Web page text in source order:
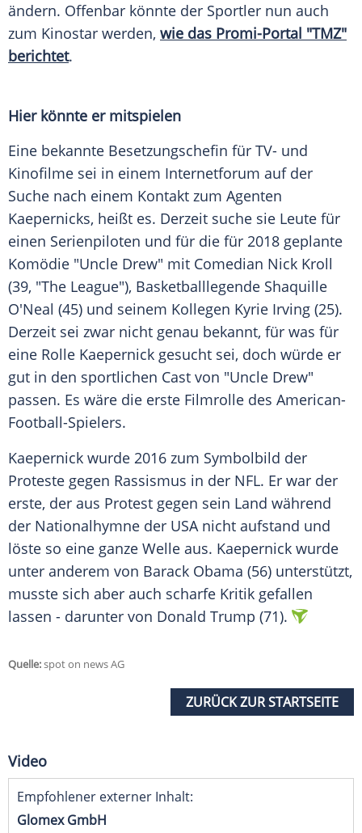
ändern. Offenbar könnte der Sportler nun auch
zum Kinostar werden, wie das Promi-Portal "TMZ"
berichtet.
Hier könnte er mitspielen
Eine bekannte Besetzungschefin für TV- und
Kinofilme sei in einem Internetforum auf der
Suche nach einem Kontakt zum Agenten
Kaepernicks, heißt es. Derzeit suche sie Leute für
einen Serienpiloten und für die für 2018 geplante
Komödie "Uncle Drew" mit Comedian Nick Kroll
(39, "The League"), Basketballlegende Shaquille
O'Neal (45) und seinem Kollegen Kyrie Irving (25).
Derzeit sei zwar nicht genau bekannt, für was für
eine Rolle Kaepernick gesucht sei, doch würde er
gut in den sportlichen Cast von "Uncle Drew"
passen. Es wäre die erste Filmrolle des American-
Football-Spielers.
Kaepernick wurde 2016 zum Symbolbild der
Proteste gegen Rassismus in der NFL. Er war der
erste, der aus Protest gegen sein Land während
der Nationalhymne der USA nicht aufstand und
löste so eine ganze Welle aus. Kaepernick wurde
unter anderem von Barack Obama (56) unterstützt,
musste sich aber auch scharfe Kritik gefallen
lassen - darunter von Donald Trump (71).
Quelle:spot on news AG
ZURÜCK ZUR STARTSEITE
Video
Empfohlener externer Inhalt:
Glomex GmbH